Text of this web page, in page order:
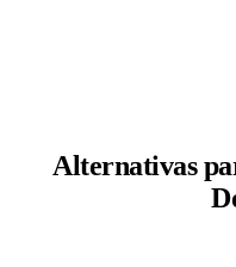
Alternativas